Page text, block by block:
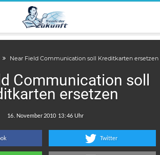
Near Field Communication soll Kreditkarten ersetzen
Communication soll
ersetzen
:
Twitter